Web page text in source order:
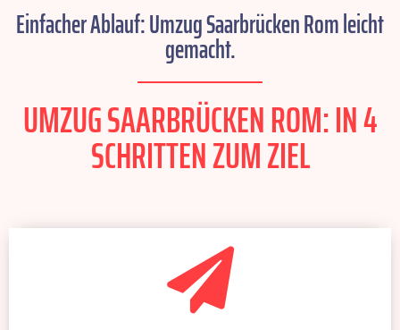
Einfacher Ablauf: Umzug Saarbrücken Rom leicht
gemacht.
UMZUG SAARBRÜCKEN ROM: IN 4
SCHRITTEN ZUM ZIEL